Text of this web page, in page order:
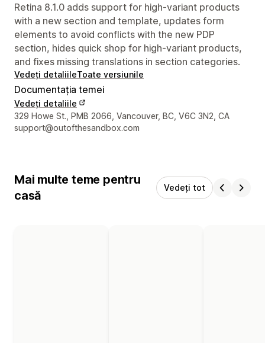
Retina 8.1.0 adds support for high-variant products
with a new section and template, updates form
elements to avoid conflicts with the new PDP
section, hides quick shop for high-variant products,
and fixes missing translations in section categories.
Vedeți detaliileToate versiunile
Documentația temei
Vedeți detaliile
Detaliile de contact ale designerului
329 Howe St., PMB 2066, Vancouver, BC, V6C 3N2, CA
support@outofthesandbox.com
Mai multe teme pentru
casă
Vedeți tot